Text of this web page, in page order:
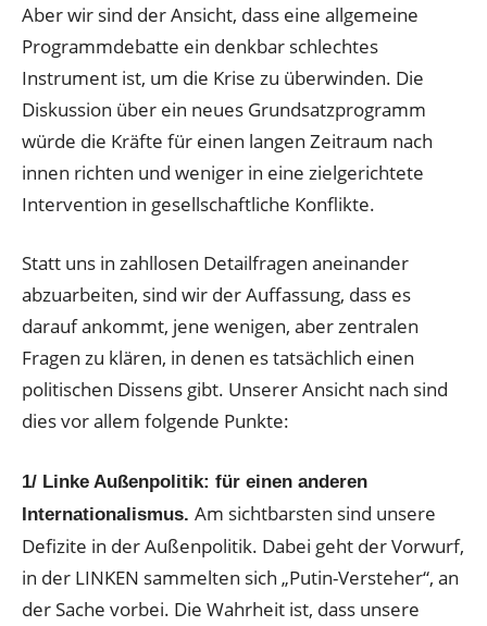
Aber wir sind der Ansicht, dass eine allgemeine
Programmdebatte ein denkbar schlechtes
Instrument ist, um die Krise zu überwinden. Die
Diskussion über ein neues Grundsatzprogramm
würde die Kräfte für einen langen Zeitraum nach
innen richten und weniger in eine zielgerichtete
Intervention in gesellschaftliche Konflikte.
Statt uns in zahllosen Detailfragen aneinander
abzuarbeiten, sind wir der Auffassung, dass es
darauf ankommt, jene wenigen, aber zentralen
Fragen zu klären, in denen es tatsächlich einen
politischen Dissens gibt. Unserer Ansicht nach sind
dies vor allem folgende Punkte:
1/ Linke Außenpolitik: für einen anderen
Internationalismus. Am sichtbarsten sind unsere
Defizite in der Außenpolitik. Dabei geht der Vorwurf,
in der LINKEN sammelten sich „Putin-Versteher“, an
der Sache vorbei. Die Wahrheit ist, dass unsere